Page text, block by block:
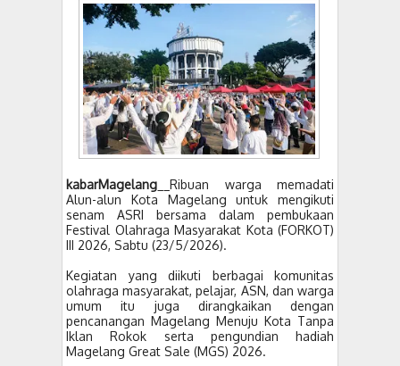
kabarMagelang __Ribuan warga memadati
Alun-alun Kota Magelang untuk mengikuti
senam ASRI bersama dalam pembukaan
Festival Olahraga Masyarakat Kota (FORKOT)
III 2026, Sabtu (23/5/2026).
Kegiatan yang diikuti berbagai komunitas
olahraga masyarakat, pelajar, ASN, dan warga
umum itu juga dirangkaikan dengan
pencanangan Magelang Menuju Kota Tanpa
Iklan Rokok serta pengundian hadiah
Magelang Great Sale (MGS) 2026.